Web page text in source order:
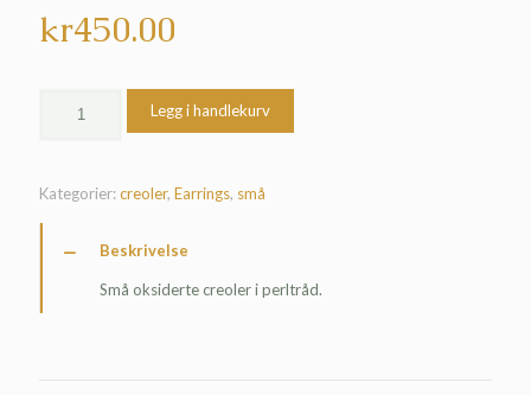
kr450.00
Legg i handlekurv
Kategorier:creoler, Earrings, små
Beskrivelse
Små oksiderte creoler i perltråd.